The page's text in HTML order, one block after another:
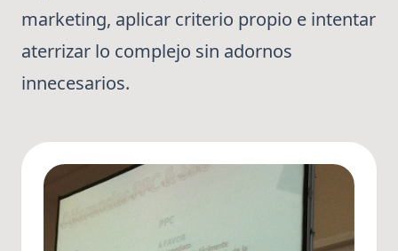
marketing, aplicar criterio propio e intentar
aterrizar lo complejo sin adornos
innecesarios.